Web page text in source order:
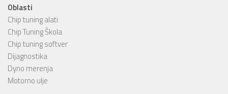
Oblasti
Chip tuning alati
Chip Tuning Škola
Chip tuning softver
Dijagnostika
Dyno merenja
Motorno ulje